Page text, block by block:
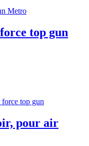
top gun
pour air